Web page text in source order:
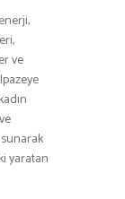
ve
yaratan